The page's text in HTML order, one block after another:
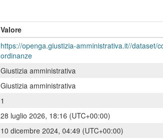
Valore
https://openga.giustizia-amministrativa.it//dataset/
ordinanze
Giustizia amministrativa
Giustizia amministrativa
1
28 luglio 2026, 18:16 (UTC+00:00)
10 dicembre 2024, 04:49 (UTC+00:00)